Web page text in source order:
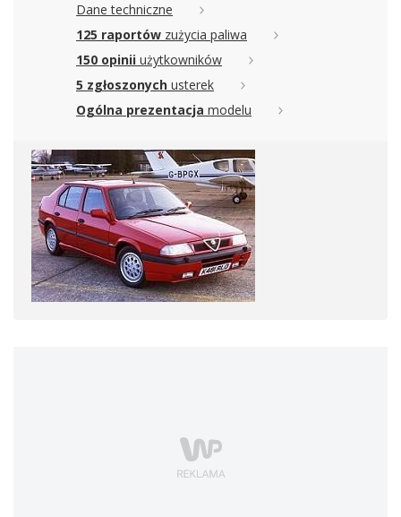
Dane techniczne
125 raportów zużycia paliwa
150 opinii użytkowników
5 zgłoszonych usterek
Ogólna prezentacja modelu